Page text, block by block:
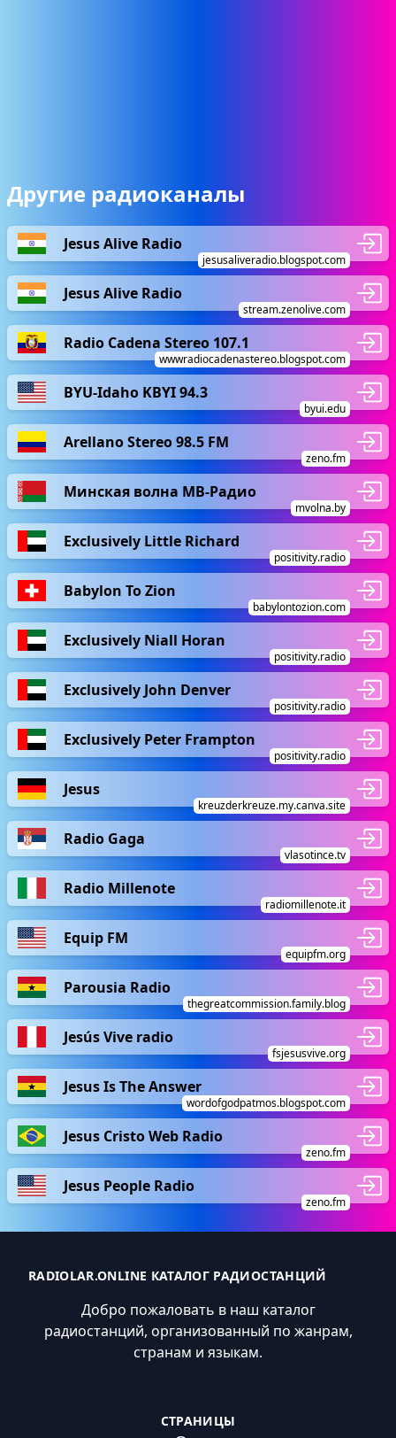
Другие радиоканалы
Jesus Alive Radio
jesusaliveradio.blogspot.com
Jesus Alive Radio
stream.zenolive.com
Radio Cadena Stereo 107.1
wwwradiocadenastereo.blogspot.com
BYU-Idaho KBYI 94.3
byui.edu
Arellano Stereo 98.5 FM
zeno.fm
Минская волна МВ-Радио
mvolna.by
Exclusively Little Richard
positivity.radio
Babylon To Zion
babylontozion.com
Exclusively Niall Horan
positivity.radio
Exclusively John Denver
positivity.radio
Exclusively Peter Frampton
positivity.radio
Jesus
kreuzderkreuze.my.canva.site
Radio Gaga
vlasotince.tv
Radio Millenote
radiomillenote.it
Equip FM
equipfm.org
Parousia Radio
thegreatcommission.family.blog
Jesús Vive radio
fsjesusvive.org
Jesus Is The Answer
wordofgodpatmos.blogspot.com
Jesus Cristo Web Radio
zeno.fm
Jesus People Radio
zeno.fm
RADIOLAR.ONLINE КАТАЛОГ РАДИОСТАНЦИЙ
Добро пожаловать в наш каталог
радиостанций, организованный по жанрам,
странам и языкам.
СТРАНИЦЫ